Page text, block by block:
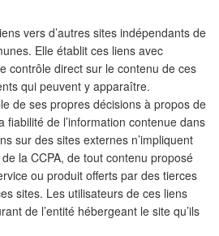
vers d’autres sites indépendants de
Elle établit ces liens avec
contrôle direct sur le contenu de ces
qui peuvent y apparaître.
de ses propres décisions à propos de
fiabilité de l’information contenue dans
sur des sites externes n’impliquent
la CCPA, de tout contenu proposé
ou produit offerts par des tierces
sites. Les utilisateurs de ces liens
de l’entité hébergeant le site qu’ils